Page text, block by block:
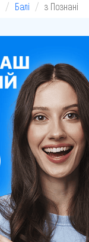
Балі з Познані